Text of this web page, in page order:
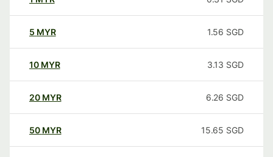
5 MYR 1.56 SGD
10 MYR 3.13 SGD
20 MYR 6.26 SGD
50 MYR 15.65 SGD